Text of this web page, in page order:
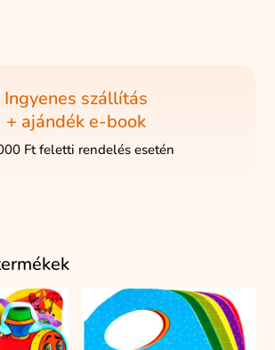
Ingyenes szállítás
+ ajándék e-book
Ft feletti rendelés esetén